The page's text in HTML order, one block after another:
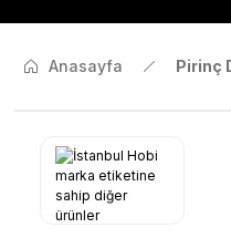
Anasayfa Pirinç